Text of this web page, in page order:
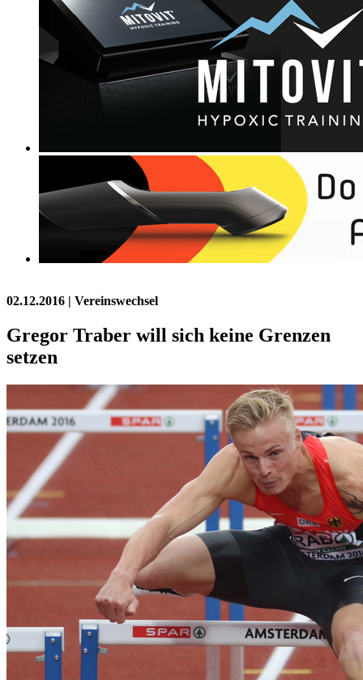
02.12.2016 | Vereinswechsel
Gregor Traber will sich keine Grenzen
setzen